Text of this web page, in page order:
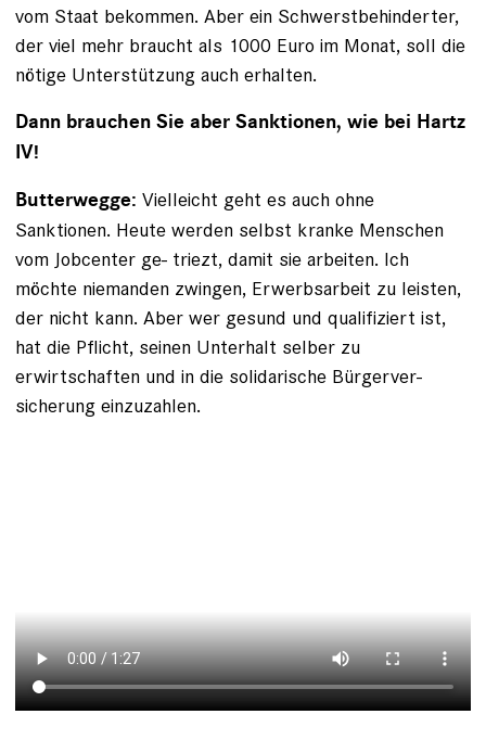
vom Staat bekommen. Aber ein Schwerstbehinderter,
der viel mehr braucht als 1000 Euro im Monat, soll die
nötige Unterstützung auch erhalten.
Dann brauchen Sie aber Sanktionen, wie bei Hartz
IV!
Butterwegge: Vielleicht geht es auch ohne
Sanktionen. Heute werden selbst kranke Menschen
vom Jobcenter ­ge­- triezt, damit sie arbeiten. Ich
möchte niemanden zwingen, Erwerbsarbeit zu leisten,
der nicht kann. Aber wer gesund und qualifiziert ist,
hat die Pflicht, seinen Unterhalt selber zu
erwirtschaften und in die solidarische Bürgerver­
sicherung einzuzahlen.